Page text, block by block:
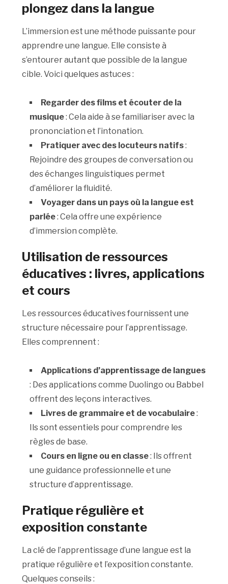
plongez dans la langue
L’immersion est une méthode puissante pour
apprendre une langue. Elle consiste à
s’entourer autant que possible de la langue
cible. Voici quelques astuces :
Regarder des films et écouter de la
musique: Cela aide à se familiariser avec la
prononciation et l’intonation.
Pratiquer avec des locuteurs natifs:
Rejoindre des groupes de conversation ou
des échanges linguistiques permet
d’améliorer la fluidité.
Voyager dans un pays où la langue est
parlée: Cela offre une expérience
d’immersion complète.
Utilisation de ressources
éducatives : livres, applications
et cours
Les ressources éducatives fournissent une
structure nécessaire pour l’apprentissage.
Elles comprennent :
Applications d’apprentissage de langues
: Des applications comme Duolingo ou Babbel
offrent des leçons interactives.
Livres de grammaire et de vocabulaire:
Ils sont essentiels pour comprendre les
règles de base.
Cours en ligne ou en classe: Ils offrent
une guidance professionnelle et une
structure d’apprentissage.
Pratique régulière et
exposition constante
La clé de l’apprentissage d’une langue est la
pratique régulière et l’exposition constante.
Quelques conseils :